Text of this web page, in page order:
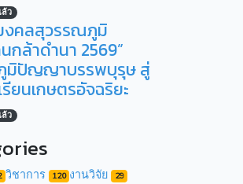
ว
งคลสุวรรณภูมิ
กล้าดำนา 2569”
มิปัญญาบรรพบุรุษ สู่
ยนเกษตรอัจฉริยะ
ว
วิชาการ 120 งานวิจัย 29